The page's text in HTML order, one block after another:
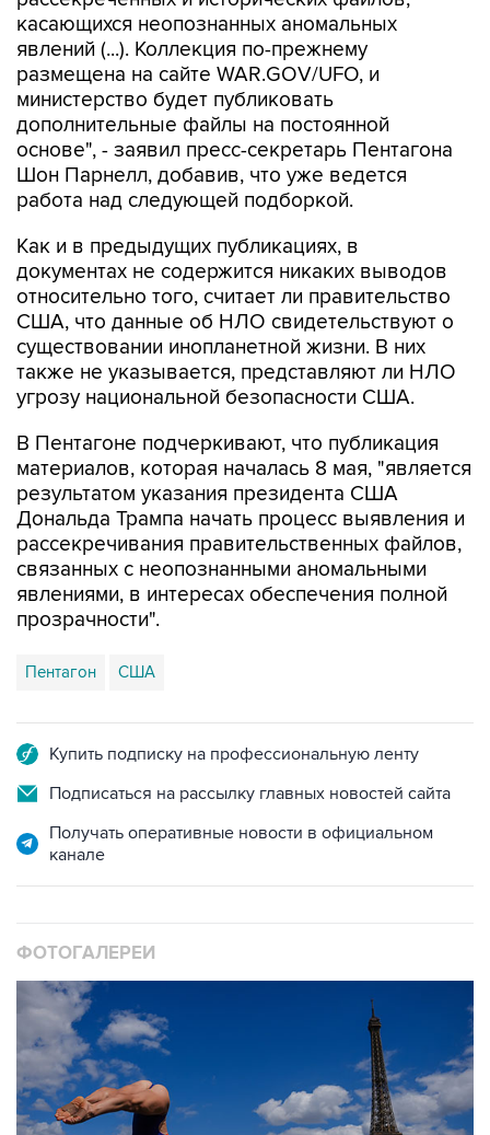
размещена на сайте WAR.GOV/UFO, и
министерство будет публиковать
дополнительные файлы на постоянной
основе", - заявил пресс-секретарь Пентагона
Шон Парнелл, добавив, что уже ведется
работа над следующей подборкой.
Как и в предыдущих публикациях, в
относительно того, считает ли правительство
США, что данные об НЛО свидетельствуют о
существовании инопланетной жизни. В них
также не указывается, представляют ли НЛО
угрозу национальной безопасности США.
В Пентагоне подчеркивают, что публикация
результатом указания президента США
Дональда Трампа начать процесс выявления и
рассекречивания правительственных файлов,
связанных с неопознанными аномальными
явлениями, в интересах обеспечения полной
прозрачности".
Пентагон США
Подписаться на рассылку главных новостей сайта
Получать оперативные новости в официальном